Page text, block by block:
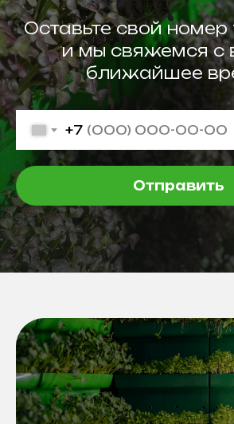
Оставьте свой
и мы свяжемся с
ближайшее
+7
Отправить